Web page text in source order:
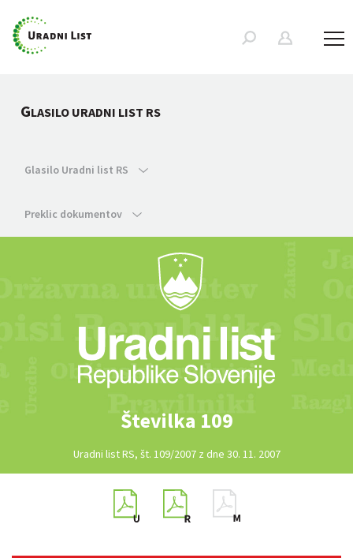
GLASILO URADNI LIST RS
Glasilo Uradni list RS
Preklic dokumentov
Številka 109
Uradni list RS, št. 109/2007 z dne 30. 11. 2007